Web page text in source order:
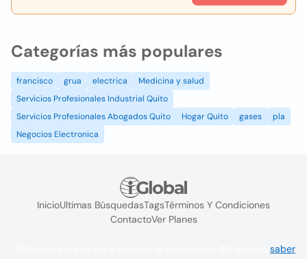
Categorías más populares
francisco grua electrica
Medicina y salud
Servicios Profesionales Industrial Quito
Servicios Profesionales Abogados Quito
Hogar Quito gases
pla
Negocios Electronica
InicioUltimas BúsquedasTagsTérminos Y Condiciones
ContactoVer Planes
saber